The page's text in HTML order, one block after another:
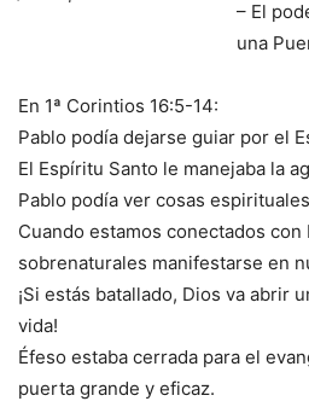
– El
una
En 1ª Corintios 16:5-14:
Pablo podía dejarse guiar por el
El Espíritu Santo le manejaba la
Pablo podía ver cosas
Cuando estamos conectados
sobrenaturales manifestarse en
¡Si estás batallado, Dios va abrir
vida!
Éfeso estaba cerrada para el
puerta grande y eficaz.